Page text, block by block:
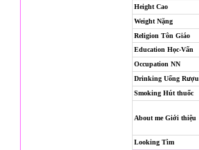
Height Cao
Weight Nặng
Religion Tôn Giáo
Education Học-Vấn
Occupation NN
Drinking Uống Rượu
Smoking Hút thuốc
About me Giới thiệu
Looking Tìm